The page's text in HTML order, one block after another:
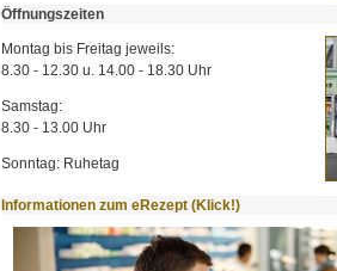
Öffnungszeiten
Montag bis Freitag jeweils:
8.30 - 12.30 u. 14.00 - 18.30 Uhr
Samstag:
8.30 - 13.00 Uhr
Sonntag: Ruhetag
Informationen zum eRezept (Klick!)